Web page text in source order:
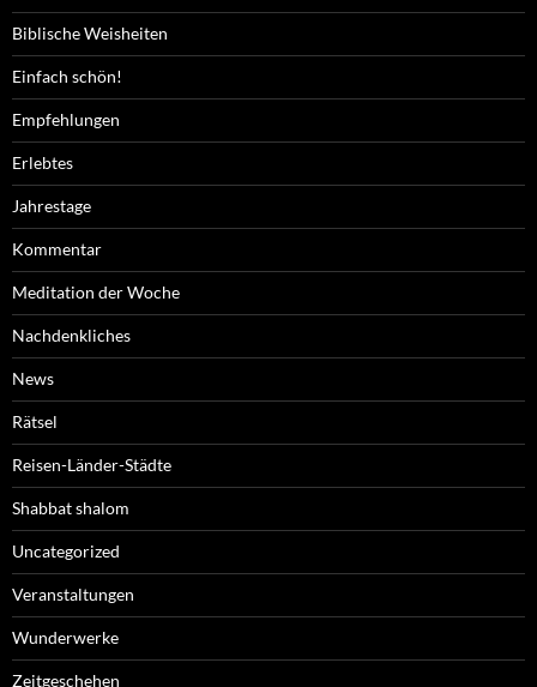
Biblische Weisheiten
Einfach schön!
Empfehlungen
Erlebtes
Jahrestage
Kommentar
Meditation der Woche
Nachdenkliches
News
Rätsel
Reisen-Länder-Städte
Shabbat shalom
Uncategorized
Veranstaltungen
Wunderwerke
Zeitgeschehen